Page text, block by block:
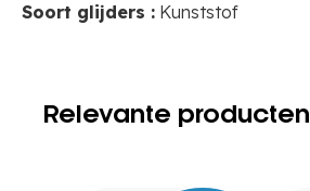
Soort glijders : Kunststof
Relevante producten